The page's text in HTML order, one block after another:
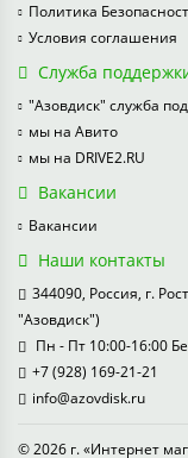
Политика
Условия соглашения
Служба
"Азовдиск" служба
мы на Авито
мы на DRIVE2.RU
Вакансии
Вакансии
Наши контакты
344090, Россия, г.
"Азовдиск")
Пн - Пт 10:00-16:00
+7 (928) 169-21-21
info@azovdisk.ru
© 2026 г. «Интернет